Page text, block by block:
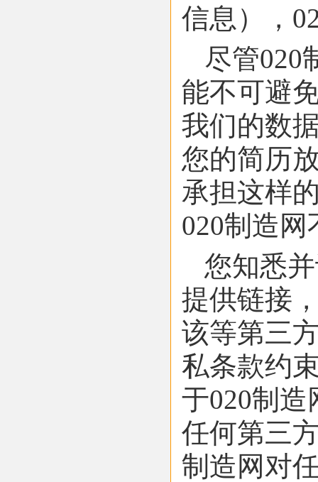
信息），
尽管020
能不可避
我们的数
您的简历
承担这样
020制造
您知悉
提供链接
该等第三
私条款约
于020制
任何第三
制造网对